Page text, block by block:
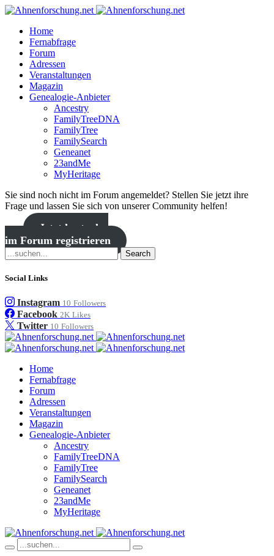
Home
Fernabfrage
Forum
Adressen
Veranstaltungen
Magazin
Genealogie-Anbieter
Ancestry
FamilyTreeDNA
FamilyTree
FamilySearch
Geneanet
23andMe
MyHeritage
Sie sind noch nicht im Forum angemeldet? Stellen Sie jetzt ihre
Frage und lassen Sie sich von unserer Community helfen!
Jetzt kostenlos
im Forum registrieren
Search
Social Links
Instagram 10 Followers
Facebook 2K Likes
Twitter 10 Followers
Home
Fernabfrage
Forum
Adressen
Veranstaltungen
Magazin
Genealogie-Anbieter
Ancestry
FamilyTreeDNA
FamilyTree
FamilySearch
Geneanet
23andMe
MyHeritage